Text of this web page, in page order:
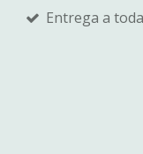
Entrega a